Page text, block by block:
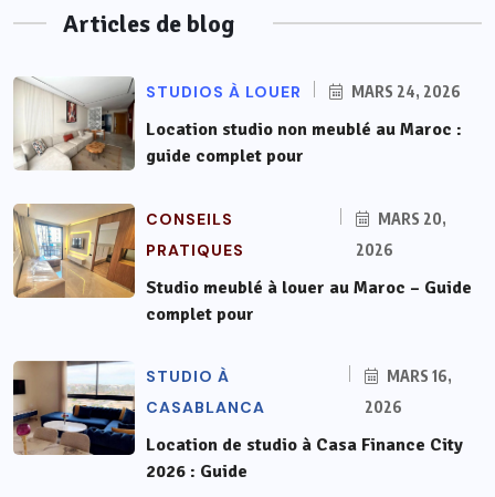
Articles de blog
STUDIOS À LOUER MARS 24, 2026
Location studio non meublé au Maroc :
guide complet pour
CONSEILS
PRATIQUES
MARS 20,
2026
Studio meublé à louer au Maroc – Guide
complet pour
STUDIO À
CASABLANCA
MARS 16,
2026
Location de studio à Casa Finance City
2026 : Guide